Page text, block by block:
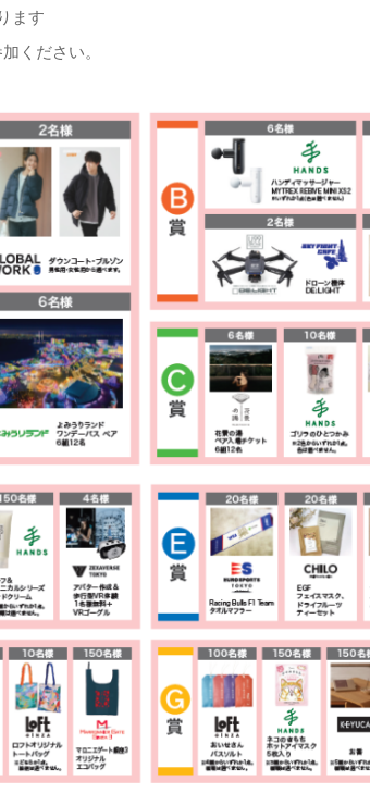
ます
ください。